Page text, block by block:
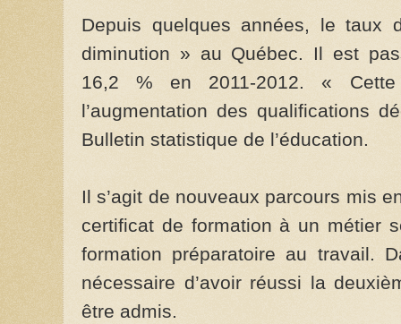
Depuis quelques années, le taux
diminution » au Québec. Il est
16,2 % en 2011-2012. «
l’augmentation des qualifications
Bulletin statistique de l’éducation.
Il s’agit de nouveaux parcours mis
certificat de formation à un métier
formation préparatoire au travail.
nécessaire d’avoir réussi la
être admis.